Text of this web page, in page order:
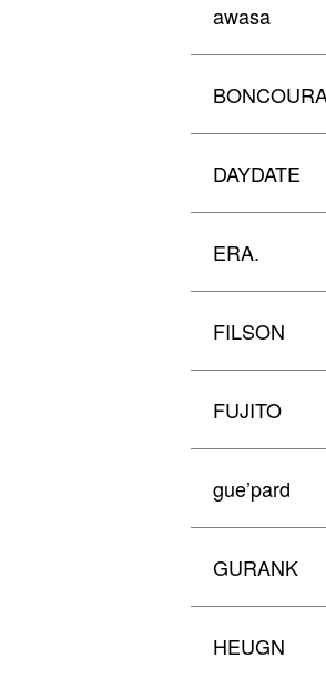
awasa
DAYDATE
ERA.
FILSON
FUJITO
gue’pard
GURANK
HEUGN